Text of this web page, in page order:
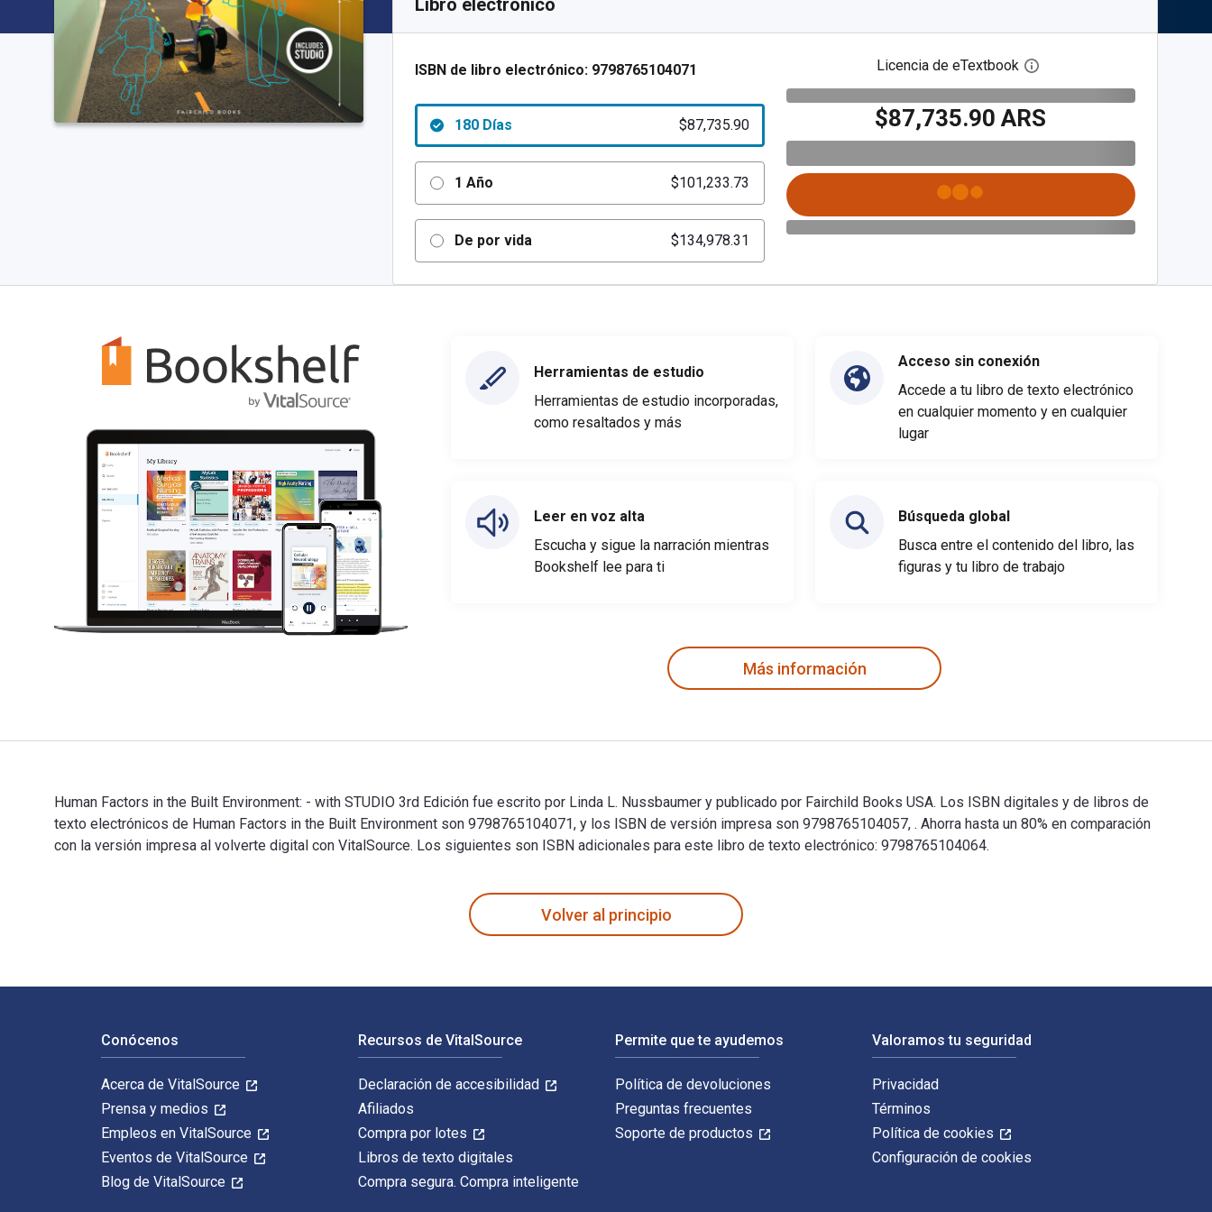
Libro electrónico
ISBN de libro electrónico: 9798765104071
180 Días $87,735.90
1 Año $101,233.73
De por vida $134,978.31
Licencia de eTextbook Abre el cuadro de diálogo
$87,735.90 ARS
Herramientas de estudio
Herramientas de estudio incorporadas,
como resaltados y más
Leer en voz alta
Escucha y sigue la narración mientras
Bookshelf lee para ti
Acceso sin conexión
Accede a tu libro de texto electrónico
en cualquier momento y en cualquier
lugar
Búsqueda global
Busca entre el contenido del libro, las
figuras y tu libro de trabajo
Más información
Human Factors in the Built Environment: - with STUDIO 3rd Edición fue escrito por Linda L. Nussbaumer y publicado por Fairchild Books USA. Los ISBN digitales y de libros de
texto electrónicos de Human Factors in the Built Environment son 9798765104071, y los ISBN de versión impresa son 9798765104057, . Ahorra hasta un 80% en comparación
con la versión impresa al volverte digital con VitalSource. Los siguientes son ISBN adicionales para este libro de texto electrónico: 9798765104064.
Volver al principio
Conócenos
Acerca de VitalSource
Prensa y medios
Empleos en VitalSource
Eventos de VitalSource
Blog de VitalSource
Recursos de VitalSource
Declaración de accesibilidad
Afiliados
Compra por lotes
Libros de texto digitales
Compra segura. Compra inteligente
Permite que te ayudemos
Política de devoluciones
Preguntas frecuentes
Soporte de productos
Valoramos tu seguridad
Privacidad
Términos
Política de cookies
Configuración de cookies